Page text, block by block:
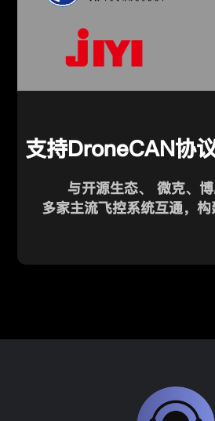
支持DroneCAN协
与开源生态、 微克、
多家主流飞控系统互通，